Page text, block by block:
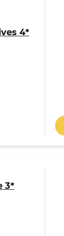
4*
3*